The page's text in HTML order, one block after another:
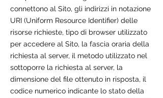
connettono al Sito, gli indirizzi in notazione
URI (Uniform Resource Identifier) delle
risorse richieste, tipo di browser utilizzato
per accedere al Sito, la fascia oraria della
richiesta al server, il metodo utilizzato nel
sottoporre la richiesta al server, la
dimensione del file ottenuto in risposta, il
codice numerico indicante lo stato della